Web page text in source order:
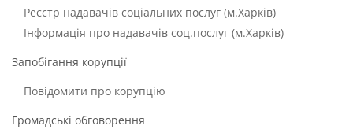
Реєстр надавачів соціальних послуг (м.Харків)
Інформація про надавачів соц.послуг (м.Харків)
Запобігання корупції
Повідомити про корупцію
Громадські обговорення